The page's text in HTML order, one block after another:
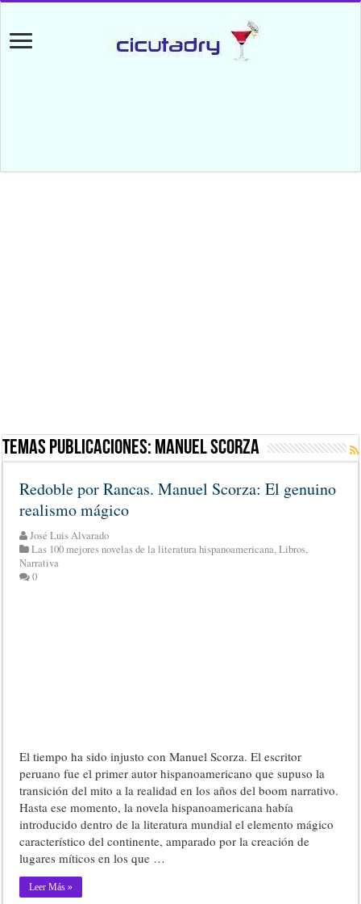
Temas Publicaciones: Manuel Scorza
Redoble por Rancas. Manuel Scorza: El genuino
realismo mágico
José Luis Alvarado
Las 100 mejores novelas de la literatura hispanoamericana,Libros,
Narrativa
0
El tiempo ha sido injusto con Manuel Scorza. El escritor
peruano fue el primer autor hispanoamericano que supuso la
transición del mito a la realidad en los años del boom narrativo.
Hasta ese momento, la novela hispanoamericana había
introducido dentro de la literatura mundial el elemento mágico
característico del continente, amparado por la creación de
lugares míticos en los que …
Leer Más »